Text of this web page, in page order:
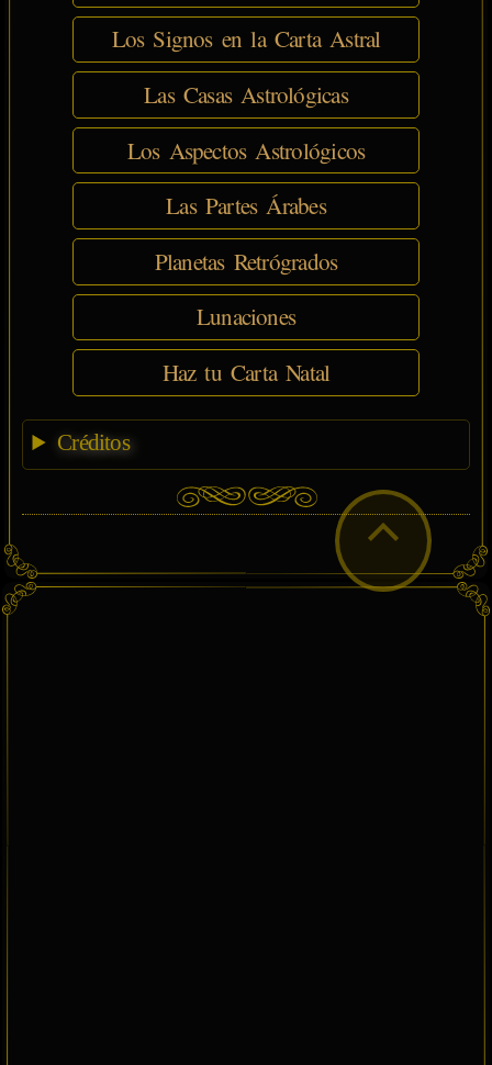
Los Signos en la Carta Astral
Las Casas Astrológicas
Los Aspectos Astrológicos
Las Partes Árabes
Planetas Retrógrados
Lunaciones
Haz tu Carta Natal
Créditos